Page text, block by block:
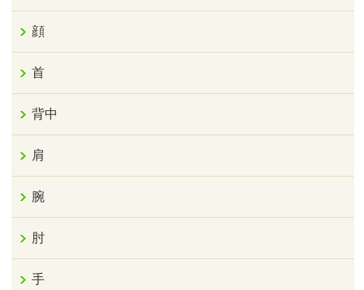
顔
首
背中
肩
腕
肘
手